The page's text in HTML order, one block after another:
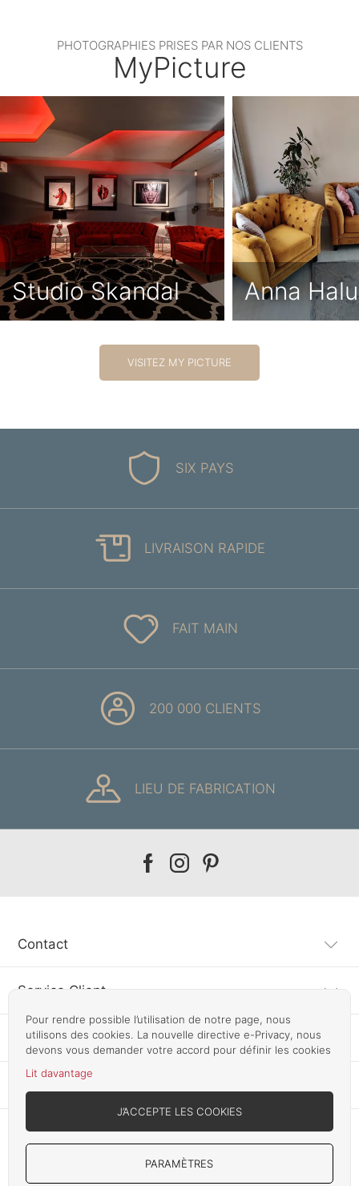
Pour rendre possible l’utilisation de notre page, nous
utilisons des cookies. La nouvelle directive e-Privacy, nous
devons vous demander votre accord pour définir les cookies
Lit davantage
J’ACCEPTE LES COOKIES
PARAMÈTRES
PHOTOGRAPHIES PRISES PAR NOS CLIENTS
MyPicture
Studio Skandal Anna
VISITEZ MY PICTURE
SIX PAYS
LIVRAISON RAPIDE
FAIT MAIN
200 000 CLIENTS
LIEU DE FABRICATION
Our
Our
Our
Contact
Service Client
Information
Autres pays